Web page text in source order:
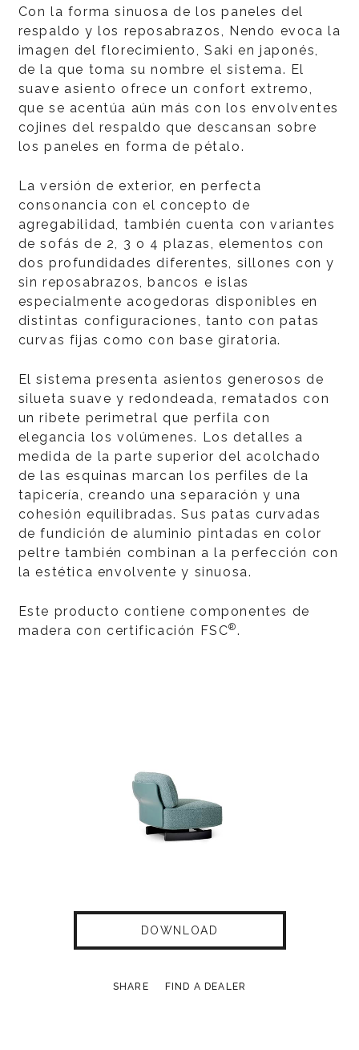
Con la forma sinuosa de los paneles del
respaldo y los reposabrazos, Nendo evoca la
imagen del florecimiento, Saki en japonés,
de la que toma su nombre el sistema. El
suave asiento ofrece un confort extremo,
que se acentúa aún más con los envolventes
cojines del respaldo que descansan sobre
los paneles en forma de pétalo.
La versión de exterior, en perfecta
consonancia con el concepto de
agregabilidad, también cuenta con variantes
de sofás de 2, 3 o 4 plazas, elementos con
dos profundidades diferentes, sillones con y
sin reposabrazos, bancos e islas
especialmente acogedoras disponibles en
distintas configuraciones, tanto con patas
curvas fijas como con base giratoria.
El sistema presenta asientos generosos de
silueta suave y redondeada, rematados con
un ribete perimetral que perfila con
elegancia los volúmenes. Los detalles a
medida de la parte superior del acolchado
de las esquinas marcan los perfiles de la
tapicería, creando una separación y una
cohesión equilibradas. Sus patas curvadas
de fundición de aluminio pintadas en color
peltre también combinan a la perfección con
la estética envolvente y sinuosa.
Este producto contiene componentes de
madera con certificación FSC®.
DOWNLOAD
SHARE FIND A DEALER